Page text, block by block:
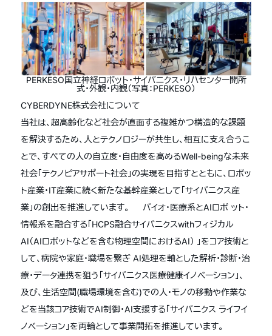
PERKESO国立神経ロボット・サイバニクス・リハセンター開所
式・外観・内観（写真：PERKESO）
CYBERDYNE株式会社について
当社は、超高齢化など社会が直面する複雑かつ構造的な課題
を解決するため、人とテクノロジーが共生し、相互に支え合うこ
とで、すべての人の自立度・自由度を高めるWell-beingな未来
社会「テクノピアサポート社会」の実現を目指すとともに、ロボッ
ト産業・IT産業に続く新たな基幹産業として「サイバニクス産
業」の創出を推進しています。 バイオ・医療系とAIロボ ット・
情報系を融合する「HCPS融合サイバニクスwithフィジカル
AI（AIロボットなどを含む物理空間におけるAI） 」をコア技術と
して、病院や家庭・職場を繋ぎ AI処理を軸とした解析・診断・治
療・データ連携を狙う「サイバニクス医療健康イノベーション」、
及び、生活空間(職場環境を含む)での人・モノの移動や作業な
どを当該コア技術でAI制御・AI支援する「サイバニクス ライフイ
ノベーション」を両輪として事業開拓を推進しています。